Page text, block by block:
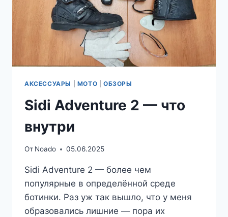
АКСЕССУАРЫ МОТО ОБЗОРЫ
Sidi Adventure 2 — что
внутри
От Noado 05.06.2025
Sidi Adventure 2 — более чем
популярные в определённой среде
ботинки. Раз уж так вышло, что у меня
образовались лишние — пора их